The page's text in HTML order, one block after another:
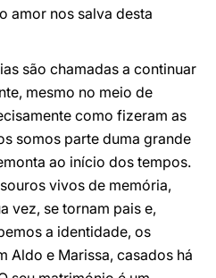
amor nos salva desta
são chamadas a continuar
mesmo no meio de
como fizeram as
somos parte duma grande
ao início dos tempos.
vivos de memória,
vez, se tornam pais e,
a identidade, os
Aldo e Marissa, casados há